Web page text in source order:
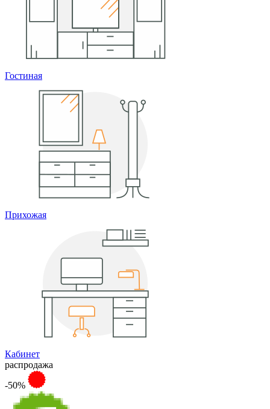
Гостиная
Прихожая
Кабинет
распродажа
-50%